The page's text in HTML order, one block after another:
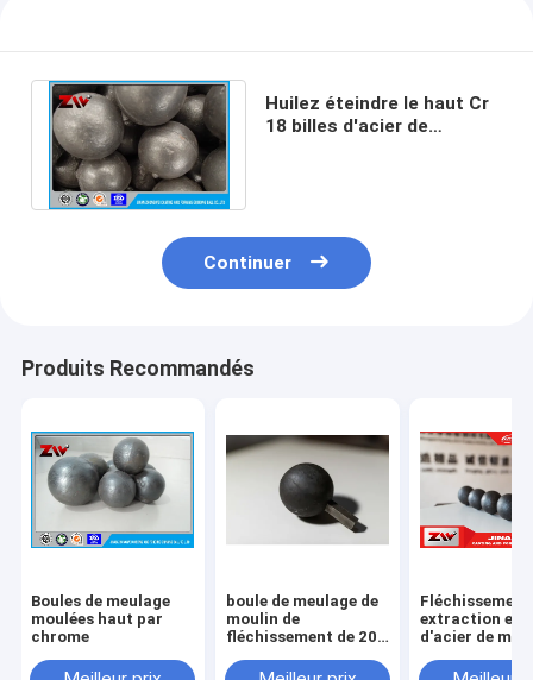
Huilez éteindre le haut Cr
18 billes d'acier de
Continuer
Produits Recommandés
Boules de meulage
moulées haut par
chrome
boule de meulage de
moulin de
fléchissement de 20-
broyeur à boulets
Fléchissement
extraction et
d'acier de